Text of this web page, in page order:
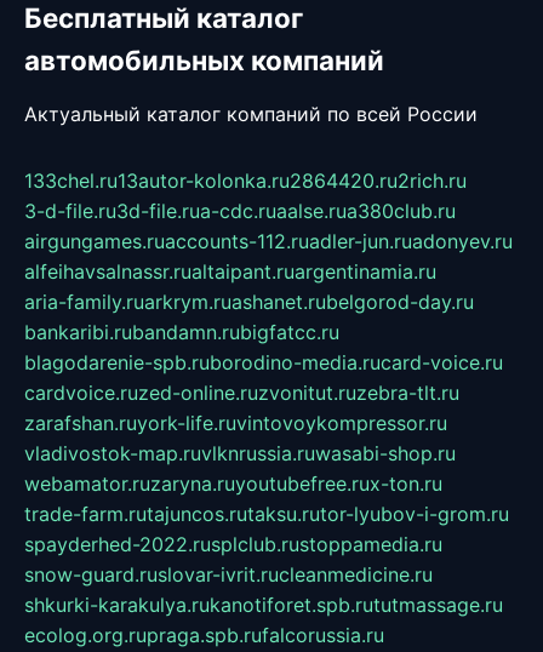
Бесплатный каталог
автомобильных компаний
Актуальный каталог компаний по всей России
133chel.ru13autor-kolonka.ru2864420.ru2rich.ru
3-d-file.ru3d-file.rua-cdc.ruaalse.rua380club.ru
airgungames.ruaccounts-112.ruadler-jun.ruadonyev.ru
alfeihavsalnassr.rualtaipant.ruargentinamia.ru
aria-family.ruarkrym.ruashanet.rubelgorod-day.ru
bankaribi.rubandamn.rubigfatcc.ru
blagodarenie-spb.ruborodino-media.rucard-voice.ru
cardvoice.ruzed-online.ruzvonitut.ruzebra-tlt.ru
zarafshan.ruyork-life.ruvintovoykompressor.ru
vladivostok-map.ruvlknrussia.ruwasabi-shop.ru
webamator.ruzaryna.ruyoutubefree.rux-ton.ru
trade-farm.rutajuncos.rutaksu.rutor-lyubov-i-grom.ru
spayderhed-2022.rusplclub.rustoppamedia.ru
snow-guard.ruslovar-ivrit.rucleanmedicine.ru
shkurki-karakulya.rukanotiforet.spb.rututmassage.ru
ecolog.org.rupraga.spb.rufalcorussia.ru